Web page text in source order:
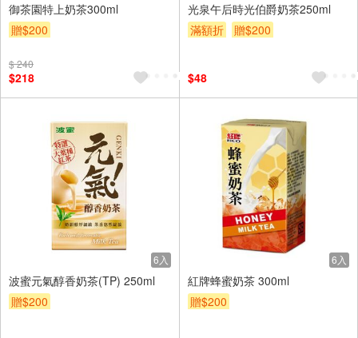
御茶園特上奶茶300ml
贈$200
$ 240
$218
光泉午后時光伯爵奶茶250ml
滿額折
贈$200
$48
6入
波蜜元氣醇香奶茶(TP) 250ml
贈$200
6入
紅牌蜂蜜奶茶 300ml
贈$200